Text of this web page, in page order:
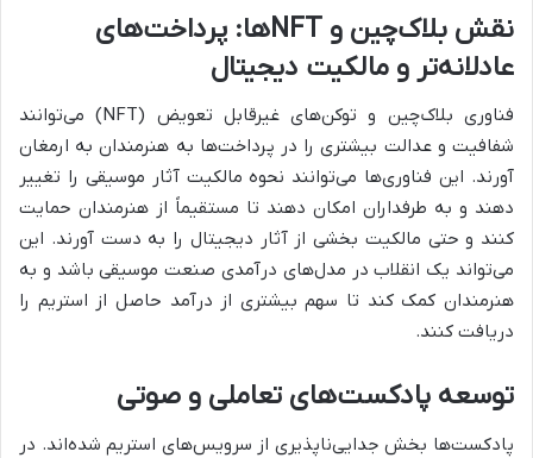
نقش بلاک‌چین و NFT‌ها: پرداخت‌های
عادلانه‌تر و مالکیت دیجیتال
فناوری بلاک‌چین و توکن‌های غیرقابل تعویض (NFT) می‌توانند
شفافیت و عدالت بیشتری را در پرداخت‌ها به هنرمندان به ارمغان
آورند. این فناوری‌ها می‌توانند نحوه مالکیت آثار موسیقی را تغییر
دهند و به طرفداران امکان دهند تا مستقیماً از هنرمندان حمایت
کنند و حتی مالکیت بخشی از آثار دیجیتال را به دست آورند. این
می‌تواند یک انقلاب در مدل‌های درآمدی صنعت موسیقی باشد و به
هنرمندان کمک کند تا سهم بیشتری از درآمد حاصل از استریم را
دریافت کنند.
توسعه پادکست‌های تعاملی و صوتی
پادکست‌ها بخش جدایی‌ناپذیری از سرویس‌های استریم شده‌اند. در